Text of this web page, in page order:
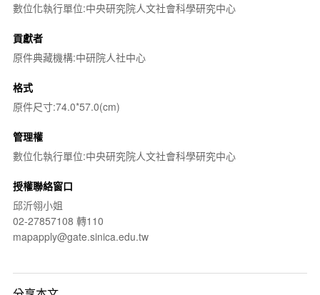
數位化執行單位:中央研究院人文社會科學研究中心
貢獻者
原件典藏機構:中研院人社中心
格式
原件尺寸:74.0*57.0(cm)
管理權
數位化執行單位:中央研究院人文社會科學研究中心
授權聯絡窗口
邱沂翎小姐
02-27857108 轉110
mapapply@gate.sinica.edu.tw